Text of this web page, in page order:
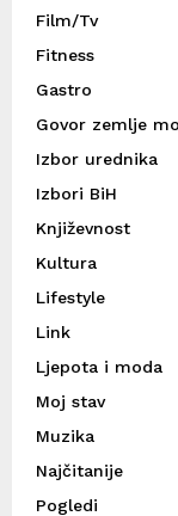
Film/Tv
Fitness
Gastro
Govor zemlje
Izbor urednika
Izbori BiH
Književnost
Kultura
Lifestyle
Link
Ljepota i moda
Moj stav
Muzika
Najčitanije
Pogledi